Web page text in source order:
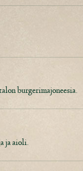
burgerimajoneesia.
ja aioli.